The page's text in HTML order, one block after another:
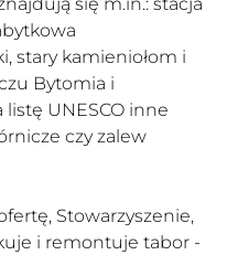
stary kamieniołom i
Bytomia i
UNESCO inne
czy zalew
Stowarzyszenie,
i remontuje tabor -